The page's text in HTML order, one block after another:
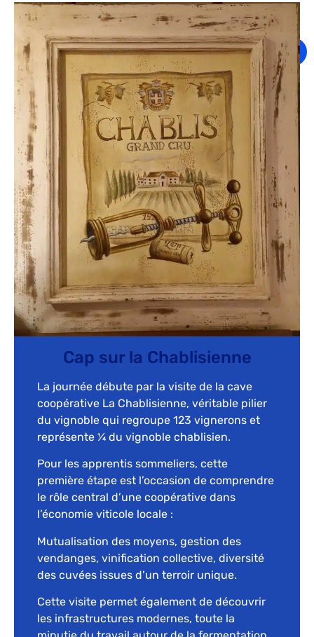
Cap sur la Chablisienne
La journée débute par la visite de la cave
coopérative La Chablisienne, véritable pilier
du vignoble qui regroupe 123 vignerons et
représente ¼ du vignoble chablisien.
Pour les apprentis sommeliers, cette
première étape est l’occasion de comprendre
le rôle central d’une coopérative dans
l’économie viticole locale :
Mutualisation des moyens, gestion des
vendanges, vinification collective, diversité
des cuvées issues d’un terroir unique.
Cette visite permet également de découvrir
les infrastructures modernes, toute la